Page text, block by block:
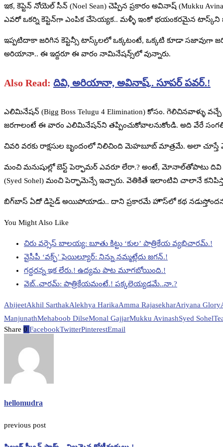
ఇక, కెప్టెన్‌ నోయెల్‌ సీన్‌ (Noel Sean) చెప్పిన ప్రకారం అవినాష్‌ (Mukku
ఎవరో ఒకర్ని కెప్టెన్‌గా ఎంపిక చేసెయ్యక.. మళ్ళీ ఇంకో భయంకరమైన టాస్క్‌ని
ఇప్పటిదాకా జరిగిన కెప్టెన్సీ టాస్క్‌లలో ఒక్కటంటే, ఒక్కటి కూడా సజావుగా
అరియానా.. ఈ ఇద్దరూ ఈ వారం నామినేషన్స్‌లో వున్నారు.
Also Read: దివి, అరియానా, అవినాష్‌.. సూపర్‌ పవర్‌.!
ఎలిమినేషన్ (Bigg Boss Telugu 4 Elimination)‌ కోసం. గెలిచినవాళ్ళు
జరగాలంటే ఈ వారం ఎలిమినేషన్‌ని తప్పించుకోవాలనుకోండి. అది వేరే
చివరి వరకు రాక్షసుల బృందంలో నిలిచింది మెహబూబ్‌ మాత్రమే. అలా
మంచి మనుషుల్లో బెస్ట్‌ పెర్ఫామర్ ఎవరూ లేరా.? అంటే, మోనాల్‌తోపాటు దివి
(Syed Sohel) మంచి పెర్ఫామెన్సే ఇచ్చారు. వెతికితే ఇలాంటివి చాలానే
బిగ్‌బాస్‌ ఏదో డిసైడ్‌ అయిపోయాడు.. దాని ప్రకారమే హౌస్‌లో కథ
You Might Also Like
చిరు వర్సెస్ బాలయ్య: బూతు కిట్టు ‘కుల’ పాత్రికేయ వ్యభిచారమ్.!
వైసీపీ ‘వక్ఫ్’ ఫెయిల్యూర్: నిన్ను నమ్మట్లేదు జగన్.!
గద్దరన్న ఇక లేరు.! ఉద్యమ పాట మూగబోయింది.!
వెబ్..చారమ్: పాత్రికేయమంటే.! పక్కలెయ్యడమే..నా.?
AbijeetAkhil SarthakAlekhya HarikaAmma RajasekharAriyana Glory
ManjunathMehaboob DilseMonal GajjarMukku AvinashSyed Sohel
Share 0 FacebookTwitterPinterestEmail
hellomudra
previous post